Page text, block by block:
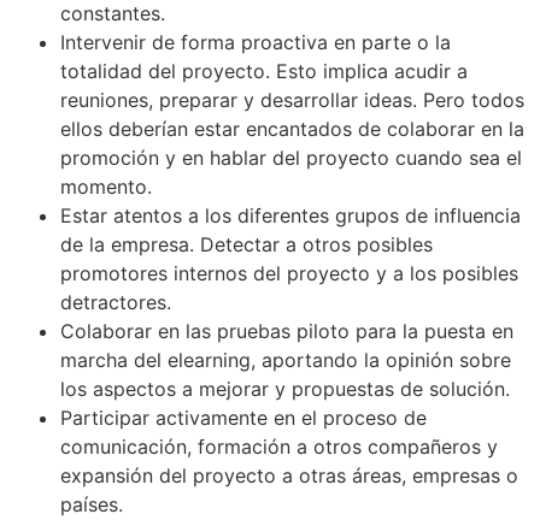
constantes.
Intervenir de forma proactiva en parte o la
totalidad del proyecto. Esto implica acudir a
reuniones, preparar y desarrollar ideas. Pero todos
ellos deberían estar encantados de colaborar en la
promoción y en hablar del proyecto cuando sea el
momento.
Estar atentos a los diferentes grupos de influencia
de la empresa. Detectar a otros posibles
promotores internos del proyecto y a los posibles
detractores.
Colaborar en las pruebas piloto para la puesta en
marcha del elearning, aportando la opinión sobre
los aspectos a mejorar y propuestas de solución.
Participar activamente en el proceso de
comunicación, formación a otros compañeros y
expansión del proyecto a otras áreas, empresas o
países.